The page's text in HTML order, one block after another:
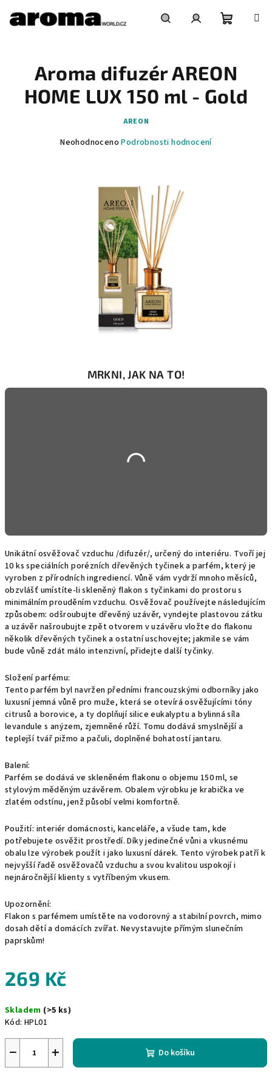
obsah
košík
Unikátní osvěžovač vzduchu /difuzér/, určený do interiéru. Tvoří jej
10 ks speciálních porézních dřevěných tyčinek a parfém, který je
vyroben z přírodních ingrediencí. Vůně vám vydrží mnoho měsíců,
obzvlášť umístíte-li skleněný flakon s tyčinkami do prostoru s
minimálním prouděním vzduchu. Osvěžovač používejte následujícím
způsobem: odšroubujte dřevěný uzávěr, vyndejte plastovou zátku
a uzávěr našroubujte zpět otvorem v uzávěru vložte do flakonu
několik dřevěných tyčinek a ostatní uschovejte; jakmile se vám
bude vůně zdát málo intenzivní, přidejte další tyčinky.
Složení parfému:
Tento parfém byl navržen předními francouzskými odborníky jako
luxusní jemná vůně pro muže, která se otevírá osvěžujícími tóny
citrusů a borovice, a ty doplňují silice eukalyptu a bylinná síla
levandule s anýzem, zjemněné růží. Tomu dodává smyslnější a
teplejší tvář pižmo a pačuli, doplněné bohatostí jantaru.
Balení:
Parfém se dodává ve skleněném flakonu o objemu 150 ml, se
stylovým měděným uzávěrem. Obalem výrobku je krabička ve
zlatém odstínu, jenž působí velmi komfortně.
Použití: interiér domácnosti, kanceláře, a všude tam, kde
potřebujete osvěžit prostředí. Díky jedinečné vůni a vkusnému
obalu lze výrobek použít i jako luxusní dárek. Tento výrobek patří k
nejvyšší řadě osvěžovačů vzduchu a svou kvalitou uspokojí i
nejnáročnější klienty s vytříbeným vkusem.
Upozornění:
Flakon s parfémem umístěte na vodorovný a stabilní povrch, mimo
dosah dětí a domácích zvířat. Nevystavujte přímým slunečním
paprskům!
269 Kč
cena:
Skladem (>5 ks)
Kód: HPL01
+
− Do košíku
Aroma difuzér AREON
HOME LUX 150 ml - Gold
AREON
Průměrné
hvězdiček.
Neohodnoceno Podrobnosti hodnocení
MRKNI, JAK NA TO!